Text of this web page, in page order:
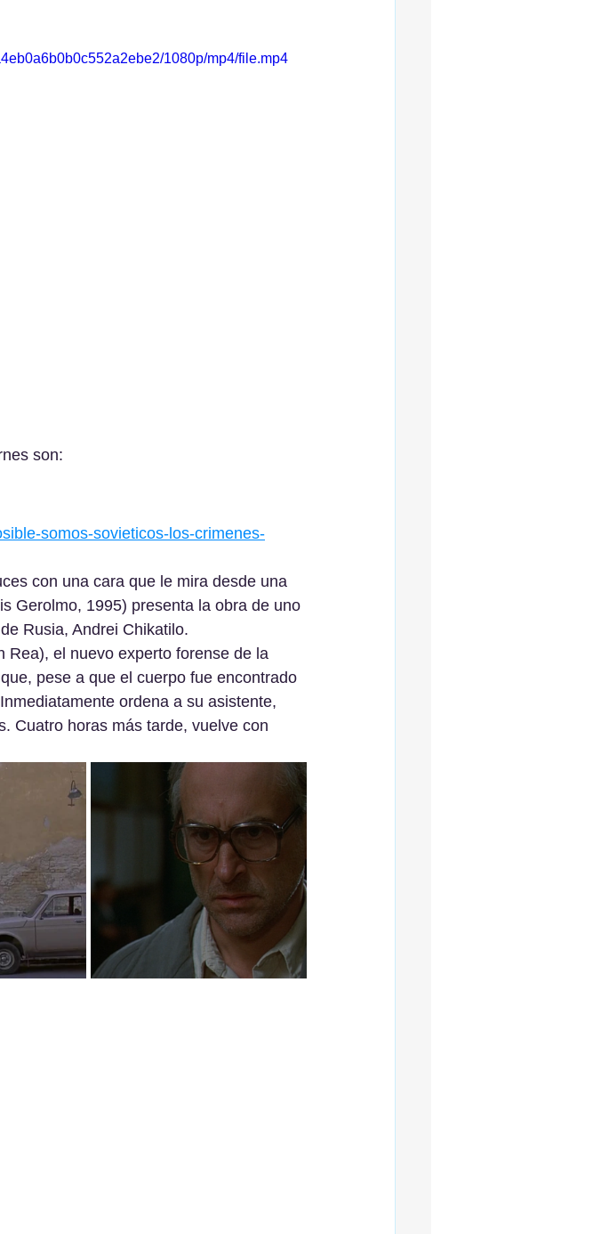
1080p/mp4/file.mp4
son:
somos-sovieticos-los-crimenes-
con una cara que le mira desde una
Gerolmo, 1995) presenta la obra de uno
Rusia, Andrei Chikatilo.
Rea), el nuevo experto forense de la
pese a que el cuerpo fue encontrado
ordena a su asistente,
Cuatro horas más tarde, vuelve con